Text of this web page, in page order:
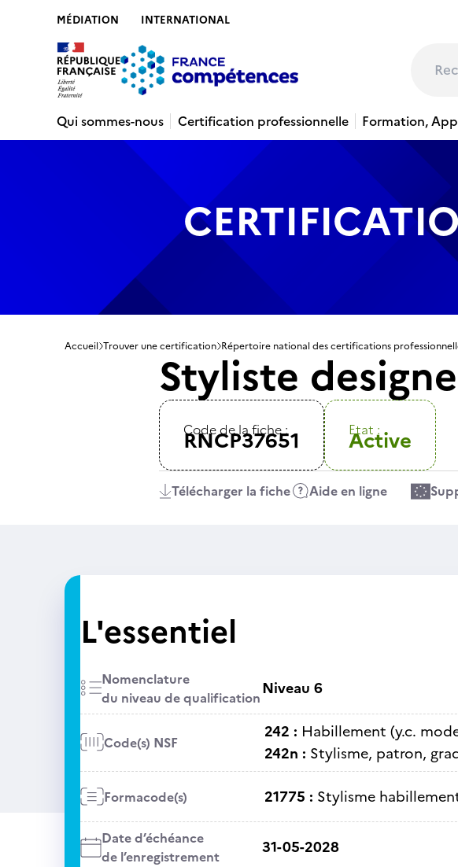
MÉDIATION INTERNATIONAL
Qui sommes-nous
Certification professionnelle Formation,
Accueil Trouver une certification Répertoire national des certifications
Styliste
Code de la fiche :
RNCP37651 Etat :
Active
Télécharger la fiche Aide en ligne
L'essentiel
Nomenclature
du niveau de qualificationNiveau 6
Code(s) NSF
242 : Habillement (y.c.
242n : Stylisme, patron,
Formacode(s) 21775 : Stylisme
Date d’échéance
de l’enregistrement
31-05-2028